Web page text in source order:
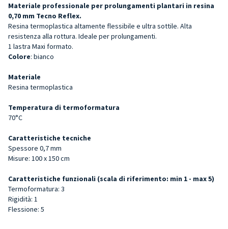
Materiale professionale per prolungamenti plantari in resina
0,70 mm Tecno Reflex.
Resina termoplastica altamente flessibile e ultra sottile. Alta
resistenza alla rottura. Ideale per prolungamenti.
1 lastra Maxi formato.
Colore: bianco
Materiale
Resina termoplastica
Temperatura di termoformatura
70°C
Caratteristiche tecniche
Spessore 0,7 mm
Misure: 100 x 150 cm
Caratteristiche funzionali (scala di riferimento: min 1 - max 5)
Termoformatura: 3
Rigidità: 1
Flessione: 5